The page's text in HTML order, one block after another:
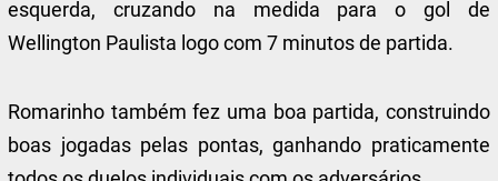
esquerda, cruzando na medida para o gol de
Wellington Paulista logo com 7 minutos de partida.
Romarinho também fez uma boa partida, construindo
boas jogadas pelas pontas, ganhando praticamente